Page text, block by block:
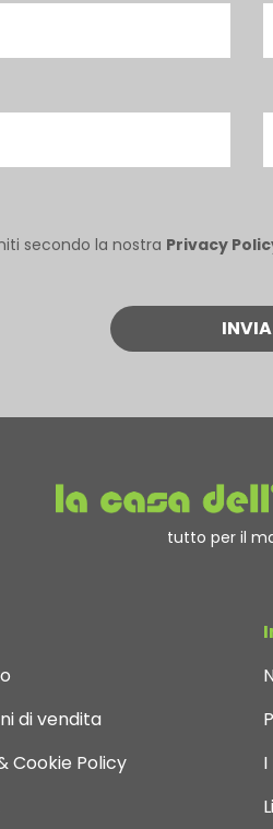
secondo la nostra Privacy
tutto per il
di vendita
Cookie Policy